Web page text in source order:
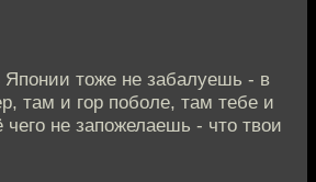
тоже не забалуешь - в
там и гор поболе, там тебе и
чего не запожелаешь - что твои